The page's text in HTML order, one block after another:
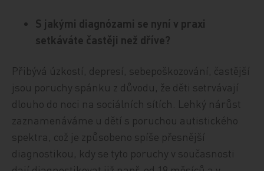
S jakými diagnózami se nyní v praxi
setkáváte častěji než dříve?
Přibývá úzkostí, depresí, sebepoškozování, častější
jsou poruchy spánku z důvodu, že děti setrvávají
dlouho do noci na sociálních sítích. Lehký nárůst
zaznamenáváme u dětí s poruchou autistického
spektra, což je způsobeno spíše přesnější
diagnostikou, kdy se tyto poruchy v současnosti